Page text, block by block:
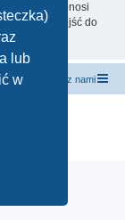
lub
w
phpBB nie ponosi
może dojść do
Kontakt z nami
Limited